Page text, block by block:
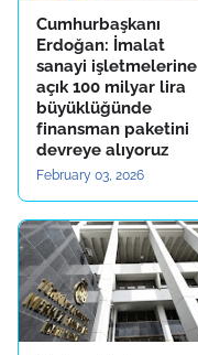
Cumhurbaşkanı
Erdoğan: İmalat
sanayi işletmelerine
açık 100 milyar lira
büyüklüğünde
finansman paketini
devreye alıyoruz
February 03, 2026